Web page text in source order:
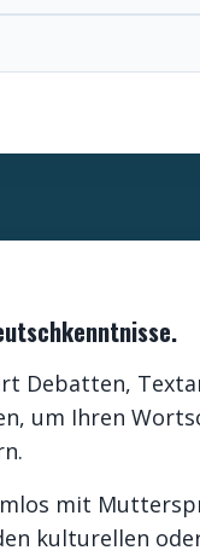
Debatten,
um Ihren
mit
kulturellen